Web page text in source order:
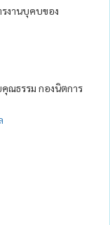
งานบุคบของ
ณธรรม กองนิตการ